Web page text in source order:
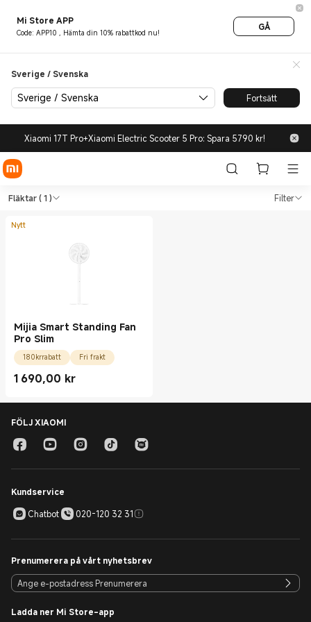
Mi Store APP
Code: APP10 , Hämta din 10% rabattkod nu!
GÅ
Sverige / Svenska
Sverige / Svenska Fortsätt
Xiaomi 17T Pro+Xiaomi Electric Scooter 5 Pro: Spara 5790 kr!
Shop Produkter för
Fläktar( 1 ) Filter
Shop Produkter för inomhusklimat
Nytt
Mijia Smart Standing Fan
Pro Slim
180krrabatt Fri frakt
1 690,00 kr
Current Price kr1690.00
FÖLJ XIAOMI
Kundservice
Chatbot
020-120 32 31
Prenumerera på vårt nyhetsbrev
Ladda ner Mi Store-app